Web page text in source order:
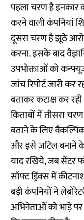
पहला चरण है इनकार
करने वाली कंपनियां
दूसरा चरण है झूठे
करना. इसके बाद
उपभोक्ताओं को
जांच रिपोर्ट जारी कर
बताकर कटाक्ष कर
किताबों में तीसरा
बताने के लिए
और इसे जटिल बनाने के
याद रखिये, जब सेंटर
सॉफ्ट ड्रिंक्स में
बड़ी कंपनियों ने
अभिनेताओं को भाड़े पर